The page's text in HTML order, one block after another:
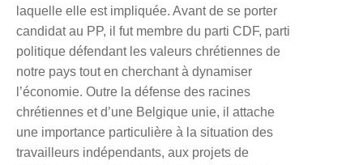
laquelle elle est impliquée. Avant de se porter
candidat au PP, il fut membre du parti CDF, parti
politique défendant les valeurs chrétiennes de
notre pays tout en cherchant à dynamiser
l’économie. Outre la défense des racines
chrétiennes et d’une Belgique unie, il attache
une importance particulière à la situation des
travailleurs indépendants, aux projets de